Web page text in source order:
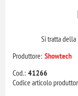
Si tratta
Produttore: Showtech
Cod.: 41266
Codice articolo